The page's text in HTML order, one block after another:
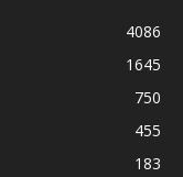
4086
1645
750
455
183